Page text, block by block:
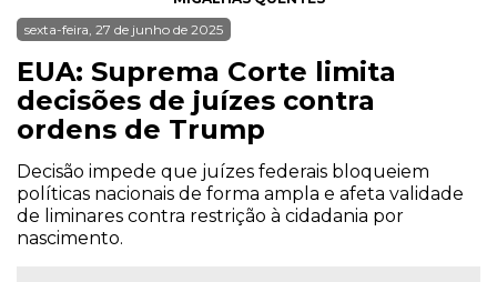
sexta-feira, 27 de junho de 2025
EUA: Suprema Corte limita
decisões de juízes contra
ordens de Trump
Decisão impede que juízes federais bloqueiem
políticas nacionais de forma ampla e afeta validade
de liminares contra restrição à cidadania por
nascimento.